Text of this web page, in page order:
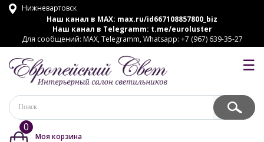
Нижневартовск
Наш канал в MAX: max.ru/id667108857800_biz
Наш канал в Telegramm: t.me/euroluster
Для сообщений: MAX, Telegramm, Whatsapp: +7 (967) 639-35-27
☰
0
Моя корзина